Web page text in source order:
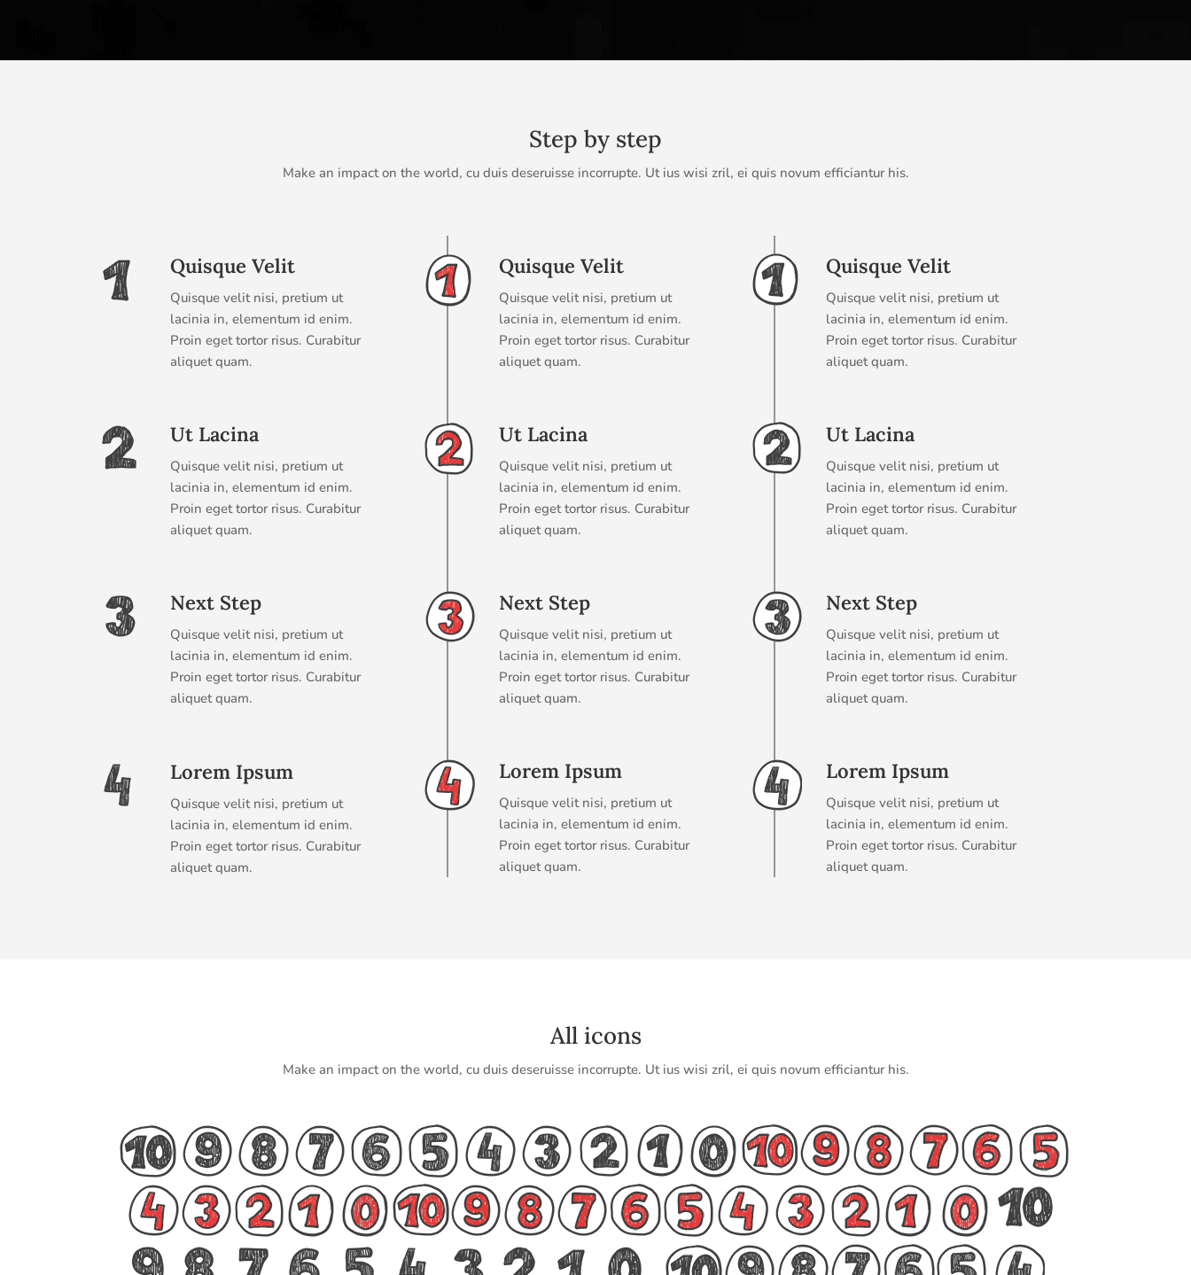
Step by step
Make an impact on the world, cu duis deseruisse incorrupte. Ut ius wisi zril, ei quis novum efficiantur his.
Quisque Velit
Quisque velit nisi, pretium ut
lacinia in, elementum id enim.
Proin eget tortor risus. Curabitur
aliquet quam.
Ut Lacina
Quisque velit nisi, pretium ut
lacinia in, elementum id enim.
Proin eget tortor risus. Curabitur
aliquet quam.
Next Step
Quisque velit nisi, pretium ut
lacinia in, elementum id enim.
Proin eget tortor risus. Curabitur
aliquet quam.
Lorem Ipsum
Quisque velit nisi, pretium ut
lacinia in, elementum id enim.
Proin eget tortor risus. Curabitur
aliquet quam.
Quisque Velit
Quisque velit nisi, pretium ut
lacinia in, elementum id enim.
Proin eget tortor risus. Curabitur
aliquet quam.
Ut Lacina
Quisque velit nisi, pretium ut
lacinia in, elementum id enim.
Proin eget tortor risus. Curabitur
aliquet quam.
Next Step
Quisque velit nisi, pretium ut
lacinia in, elementum id enim.
Proin eget tortor risus. Curabitur
aliquet quam.
Lorem Ipsum
Quisque velit nisi, pretium ut
lacinia in, elementum id enim.
Proin eget tortor risus. Curabitur
aliquet quam.
Quisque Velit
Quisque velit nisi, pretium ut
lacinia in, elementum id enim.
Proin eget tortor risus. Curabitur
aliquet quam.
Ut Lacina
Quisque velit nisi, pretium ut
lacinia in, elementum id enim.
Proin eget tortor risus. Curabitur
aliquet quam.
Next Step
Quisque velit nisi, pretium ut
lacinia in, elementum id enim.
Proin eget tortor risus. Curabitur
aliquet quam.
Lorem Ipsum
Quisque velit nisi, pretium ut
lacinia in, elementum id enim.
Proin eget tortor risus. Curabitur
aliquet quam.
All icons
Make an impact on the world, cu duis deseruisse incorrupte. Ut ius wisi zril, ei quis novum efficiantur his.